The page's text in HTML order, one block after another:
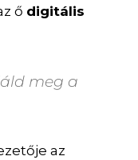
ő digitális
meg a
az